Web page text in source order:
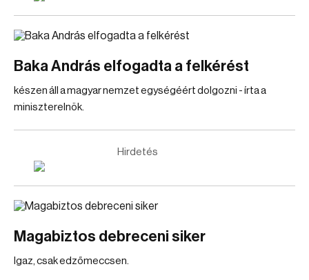
Baka András elfogadta a felkérést
készen áll a magyar nemzet egységéért dolgozni - írta a
miniszterelnök.
Hirdetés
Magabiztos debreceni siker
Igaz, csak edzőmeccsen.